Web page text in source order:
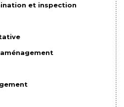
et inspection